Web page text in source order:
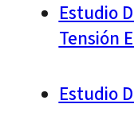
Estudio
Tensión
Estudio